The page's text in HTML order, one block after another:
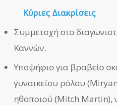
Κύριες Διακρίσεις
Συμμετοχή στο
Καννών.
Υποψήφιο για βραβείο
γυναικείου ρόλου
ηθοποιού (Mitch Martin),